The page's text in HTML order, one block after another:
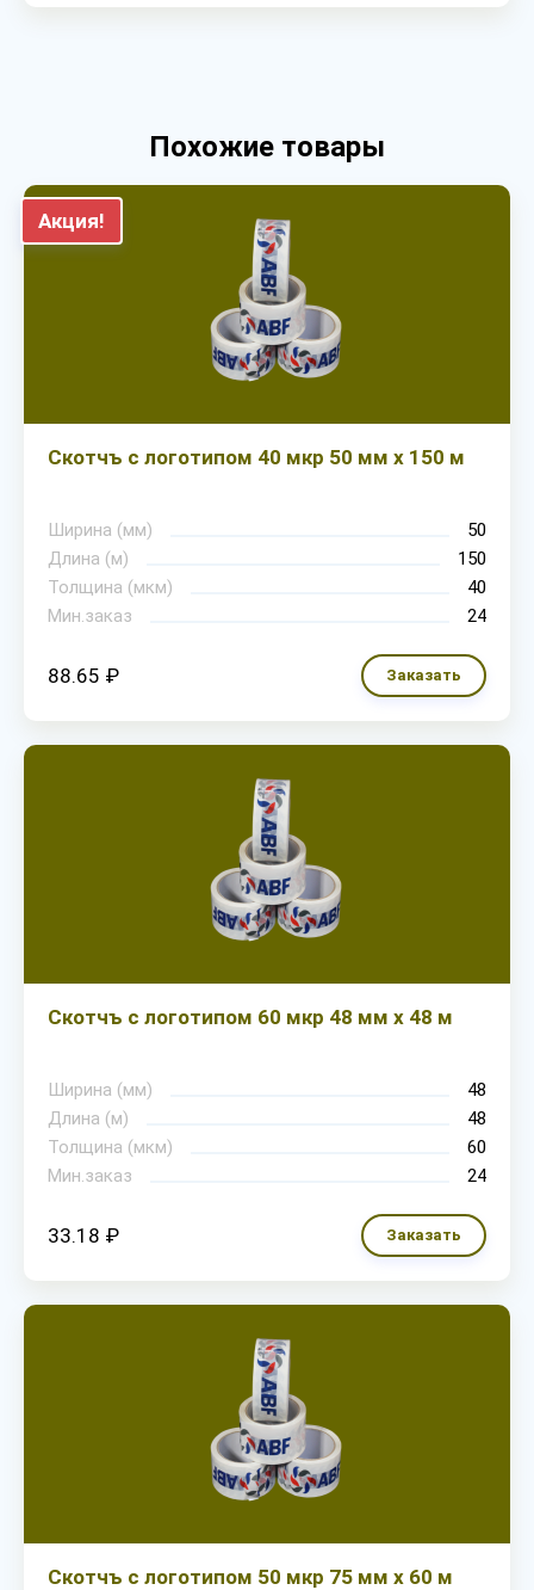
Похожие товары
Акция!
Скотчъ с логотипом 40 мкр 50 мм х 150 м
Ширина (мм)
50
Длина (м)
150
Толщина (мкм)
40
Мин.заказ
24
88.65 ₽ Заказать
Скотчъ с логотипом 60 мкр 48 мм х 48 м
Ширина (мм)
48
Длина (м)
48
Толщина (мкм)
60
Мин.заказ
24
33.18 ₽ Заказать
Скотчъ с логотипом 50 мкр 75 мм х 60 м